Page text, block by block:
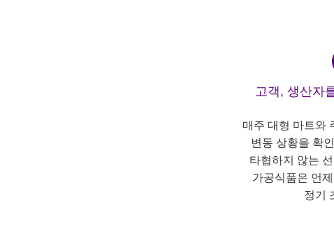
고객, 생산자
매주 대형 마트와
변동 상황을 확
타협하지 않는
가공식품은 언
정기